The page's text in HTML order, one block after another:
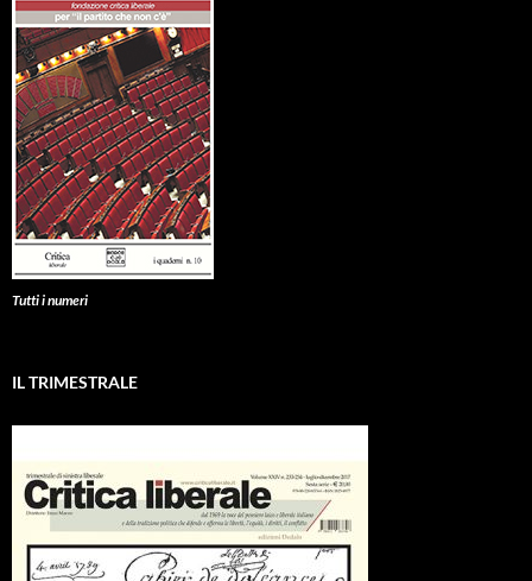
Tutti i numeri
IL TRIMESTRALE